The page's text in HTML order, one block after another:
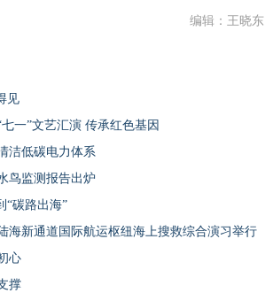
编辑：王晓东
见
一”文艺汇演 传承红色基因
洁低碳电力体系
鸟监测报告出炉
“碳路出海”
海新通道国际航运枢纽海上搜救综合演习举行
心
撑